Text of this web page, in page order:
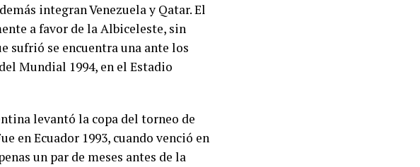
integran Venezuela y Qatar. El
a favor de la Albiceleste, sin
sufrió se encuentra una ante los
Mundial 1994, en el Estadio
levantó la copa del torneo de
en Ecuador 1993, cuando venció en
un par de meses antes de la